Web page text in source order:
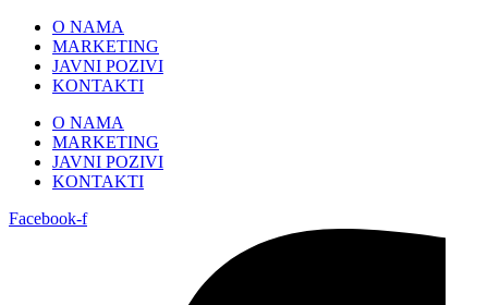
Skip
content
O NAMA
MARKETING
JAVNI POZIVI
KONTAKTI
O NAMA
MARKETING
JAVNI POZIVI
KONTAKTI
Facebook-f